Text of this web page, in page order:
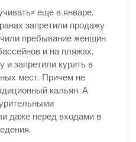
еще в январе.
запретили продажу
пребывание женщин
и на пляжах.
запретили курить в
мест. Причем не
кальян. А
даже перед входами в